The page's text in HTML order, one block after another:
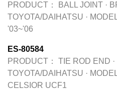
PRODUCT：
BALL JOINT ·
TOYOTA/DAIHATSU ·
'03~'06
ES-80584
PRODUCT：
TIE ROD END ·
TOYOTA/DAIHATSU ·
CELSIOR UCF1